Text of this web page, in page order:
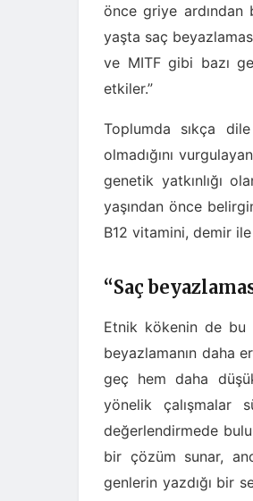
önce griye ardından
yaşta saç
ve MITF gibi bazı
etkiler.”
Toplumda sıkça
olmadığını
genetik yatkınlığı
yaşından önce
B12 vitamini, demir
“Saç
Etnik kökenin de bu
beyazlamanın daha
geç hem daha
yönelik çalışmalar
değerlendirmede
bir çözüm sunar,
genlerin yazdığı bir